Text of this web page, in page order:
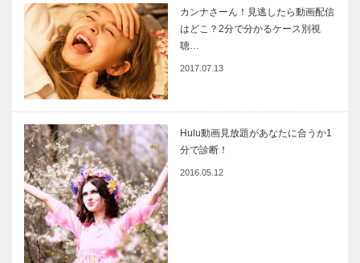
カンナさーん！見逃したら動画配信
はどこ？2分で分かるケース別視
聴…
2017.07.13
Hulu動画見放題があなたに合うか1
分で診断！
2016.05.12